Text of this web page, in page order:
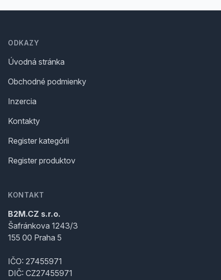
ODKAZY
Úvodná stránka
Obchodné podmienky
Inzercia
Kontakty
Register kategórii
Register produktov
KONTAKT
B2M.CZ s.r.o.
Šafránkova 1243/3
155 00 Praha 5
IČO: 27455971
DIČ: CZ27455971